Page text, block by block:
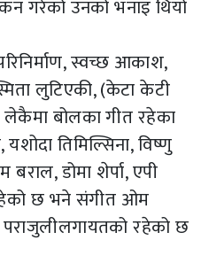
गरेको उनको भनाइ थियो
स्वच्छ आकाश,
लुटिएकी, (केटा केटी
लेकैमा बोलका गीत रहेका
तिमिल्सिना, विष्णु
डोमा शेर्पा, एपी
छ भने संगीत ओम
पराजुलीलगायतको रहेको छ